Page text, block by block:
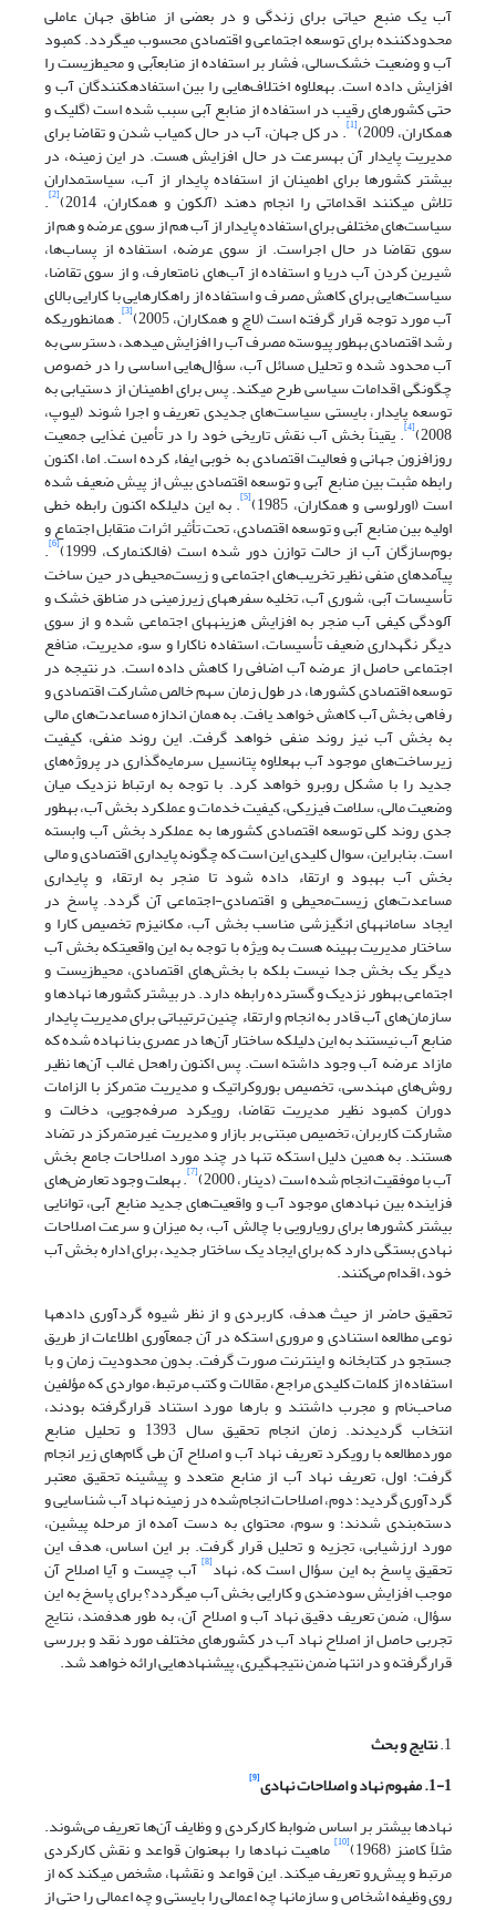
آب یک منبع حیاتی برای زندگی و در بعضی از مناطق جهان عاملی
محدودکننده برای توسعه اجتماعی و اقتصادی محسوب می‏گردد. کمبود
آب و وضعیت خشک‌سالی، فشار بر استفاده از منابع‏آبی و محیط‌زیست را
افزایش داده است. به‏علاوه اختلاف‌هایی را بین استفاده‏کنندگان آب و
حتی کشورهای رقیب در استفاده از منابع آبی سبب شده است (گلیک و
همکاران، 2009) [1] . در کل جهان، آب در حال کمیاب شدن و تقاضا برای
مدیریت پایدار آن به‏سرعت در حال افزایش هست. در این زمینه، در
بیش‏تر کشورها برای اطمینان از استفاده پایدار از آب، سیاست‏مداران
تلاش می‏کنند اقداماتی را انجام دهند (آلکون و همکاران، 2014) [2]
.
سیاست‌های مختلفی برای استفاده پایدار از آب هم از سوی عرضه و هم از
سوی تقاضا در حال اجراست. از سوی عرضه، استفاده از پساب‌ها،
شیرین کردن آب دریا و استفاده از آب‌های نامتعارف، و از سوی تقاضا،
سیاست‌هایی برای کاهش مصرف و استفاده از راه‏کارهایی با کارایی بالای
آب مورد توجه قرار گرفته است (لاچ و همکاران، 2005) [3] . همان‏طوری‏که
رشد اقتصادی به‏طور پیوسته مصرف آب را افزایش می‏دهد، دسترسی به
آب محدود شده و تحلیل مسائل آب، سؤال‌هایی اساسی را در خصوص
چگونگی اقدامات سیاسی طرح می‏کند. پس برای اطمینان از دستیابی به
توسعه پایدار، بایستی سیاست‌های جدیدی تعریف و اجرا شوند (لیوپ،
2008)
[4] . یقیناً بخش آب نقش تاریخی خود را در تأمین غذایی جمعیت
روزافزون جهانی و فعالیت اقتصادی به خوبی ایفاء کرده است. اما، اکنون
رابطه مثبت بین منابع آبی و توسعه اقتصادی بیش از پیش ضعیف شده
است (اورلوسی و همکاران، 1985) [5] . به این دلیل‏که اکنون رابطه خطی
اولیه بین منابع آبی و توسعه اقتصادی، تحت تأثیر اثرات متقابل اجتماع و
بوم‌سازگان آب از حالت توازن دور شده است (فالکنمارک، 1999) [6]
.
پی‏آمدهای منفی نظیر تخریب‌های اجتماعی و زیست‌محیطی در حین ساخت
تأسیسات آبی، شوری آب، تخلیه سفره‏های زیرزمینی در مناطق خشک و
آلودگی کیفی آب منجر به افزایش هزینه‏های اجتماعی شده و از سوی
دیگر نگهداری ضعیف تأسیسات، استفاده ناکارا و سوء مدیریت، منافع
اجتماعی حاصل از عرضه آب اضافی را کاهش داده است. در نتیجه در
توسعه اقتصادی کشورها، در طول زمان سهم خالص مشارکت اقتصادی و
رفاهی بخش آب کاهش خواهد یافت. به همان اندازه مساعدت‌های مالی
به بخش آب نیز روند منفی خواهد گرفت. این روند منفی، کیفیت
زیرساخت‌های موجود آب به‏علاوه پتانسیل سرمایه‌گذاری در پروژه‌های
جدید را با مشکل روبرو خواهد کرد. با توجه به ارتباط نزدیک میان
وضعیت مالی، سلامت فیزیکی، کیفیت خدمات و عملکرد بخش آب، به‏طور
جدی روند کلی توسعه اقتصادی کشورها به عملکرد بخش آب وابسته
است. بنابراین، سوال کلیدی این است که چگونه پایداری اقتصادی و مالی
بخش آب بهبود و ارتقاء داده شود تا منجر به ارتقاء و پایداری
مساعدت‌های زیست‌محیطی و اقتصادی-اجتماعی آن گردد. پاسخ در
ایجاد سامانه‏های انگیزشی مناسب بخش آب، مکانیزم تخصیص کارا و
ساختار مدیریت بهینه هست به ویژه با توجه به این واقعیت‏که بخش آب
دیگر یک بخش جدا نیست بلکه با بخش‌های اقتصادی، محیط‌زیست و
اجتماعی به‏طور نزدیک و گسترده رابطه دارد. در بیشتر کشورها نهادها و
سازمان‌های آب قادر به انجام و ارتقاء چنین ترتیباتی برای مدیریت پایدار
منابع آب نیستند به این دلیل‏که ساختار آن‌ها در عصری بنا نهاده شده که
مازاد عرضه آب وجود داشته است. پس اکنون راه‏حل غالب آن‌ها نظیر
روش‌های مهندسی، تخصیص بوروکراتیک و مدیریت متمرکز با الزامات
دوران کمبود نظیر مدیریت تقاضا، رویکرد صرفه‌جویی، دخالت و
مشارکت کاربران، تخصیص مبتنی بر بازار و مدیریت غیرمتمرکز در تضاد
هستند. به همین دلیل است‏که تنها در چند مورد اصلاحات جامع بخش
آب با موفقیت انجام شده است (دینار، 2000) [7] . به‏علت وجود تعارض‌های
فزاینده بین نهادهای موجود آب و واقعیت‌های جدید منابع آبی، توانایی
بیشتر کشورها برای رویارویی با چالش آب، به میزان و سرعت اصلاحات
نهادی بستگی دارد که برای ایجاد یک ساختار جدید، برای اداره بخش آب
خود، اقدام می‌کنند.
تحقیق حاضر از حیث هدف، کاربردی و از نظر شیوه گردآوری داده‏ها
نوعی مطالعه استنادی و مروری است‏که در آن جمع‏آوری اطلاعات از طریق
جستجو در کتابخانه و اینترنت صورت گرفت. بدون محدودیت زمان و با
استفاده از کلمات کلیدی مراجع، مقالات و کتب مرتبط، مواردی که مؤلفین
صاحب‌نام و مجرب داشتند و بارها مورد استناد قرارگرفته بودند،
انتخاب گردیدند. زمان انجام تحقیق سال 1393 و تحلیل منابع
موردمطالعه با رویکرد تعریف نهاد آب و اصلاح آن طی گام‌های زیر انجام
گرفت: اول، تعریف نهاد آب از منابع متعدد و پیشینه تحقیق معتبر
گردآوری گردید؛ دوم، اصلاحات انجام‌شده در زمینه نهاد آب شناسایی و
دسته‌بندی شدند؛ و سوم، محتوای به دست آمده از مرحله پیشین،
مورد ارزشیابی، تجزیه و تحلیل قرار گرفت. بر این اساس، هدف این
تحقیق پاسخ به این سؤال است که، نهاد[8] آب چیست و آیا اصلاح آن
موجب افزایش سودمندی و کارایی بخش آب می‏گردد؟ برای پاسخ به این
سؤال، ضمن تعریف دقیق نهاد آب و اصلاح آن، به طور هدفمند، نتایج
تجربی حاصل از اصلاح نهاد آب در کشورهای مختلف مورد نقد و بررسی
قرارگرفته و در انتها ضمن نتیجه‏گیری، پیشنهادهایی ارائه خواهد شد.
1. نتایج و بحث
1-1. مفهوم نهاد و اصلاحات نهادی
[9]
نهادها بیشتر بر اساس ضوابط کارکردی و وظایف آن‌ها تعریف می‌شوند.
مثلاً کامنز (1968) [10] ماهیت نهادها را به‏عنوان قواعد و نقش کارکردی
مرتبط و پیش‌رو تعریف می‏کند. این قواعد و نقش‏ها، مشخص می‏کند که از
روی وظیفه اشخاص و سازمان‏ها چه اعمالی را بایستی و چه اعمالی را حتی از